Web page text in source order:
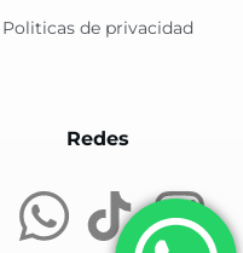
RedesCentral Shop es
Politicas de privacidad